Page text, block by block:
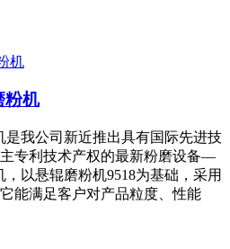
粉机
是我公司新近推出具有国际先进技
专利技术产权的最新粉磨设备—
以悬辊磨粉机9518为基础，采用
能满足客户对产品粒度、性能